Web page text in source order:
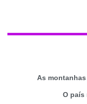
As
O país